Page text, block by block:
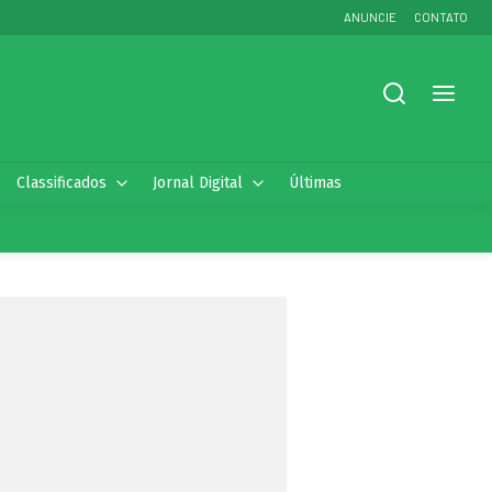
ANUNCIE CONTATO
Classificados Jornal Digital Últimas